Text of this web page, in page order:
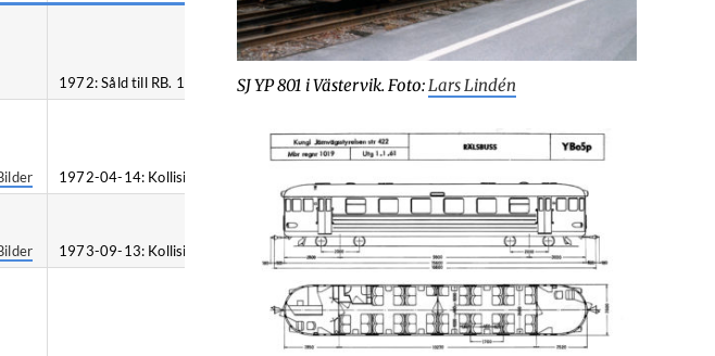
1972: Såld till RB. 1974-07-16: Kollision vägfordon, Frösunda.
1972-04-14: Kollision, Virserum.
1973-09-13: Kollision, Åseda–Flybo.
SJ YP 801 i Västervik. Foto:Lars Lindén